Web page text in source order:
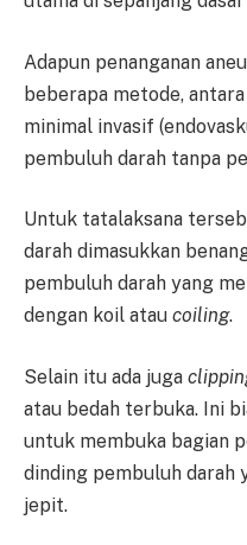
Adapun penanganan
beberapa metode,
minimal invasif
pembuluh darah tanpa
Untuk tatalaksana
darah dimasukkan
pembuluh darah yang
dengan koil atau coiling.
Selain itu ada juga
atau bedah terbuka. Ini
untuk membuka bagian
dinding pembuluh
jepit.